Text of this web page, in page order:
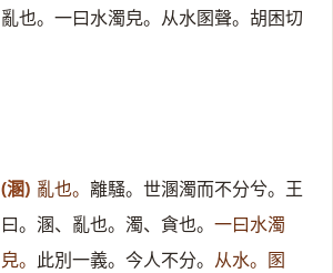
亂也。一曰水濁皃。从水圂聲。胡困切
(溷) 亂也。 離騷。世溷濁而不分兮。王
曰。溷、亂也。濁、貪也。 一曰水濁
皃。 此別一義。今人不分。 从水。圂